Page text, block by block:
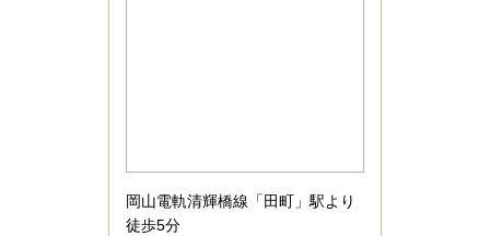
岡山電軌清輝橋線「田町」駅より
徒歩5分